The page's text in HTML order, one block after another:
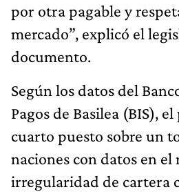
por otra pagable y
mercado”, explicó el
documento.
Según los datos del
Pagos de Basilea (BIS),
cuarto puesto sobre un
naciones con datos en el
irregularidad de cartera